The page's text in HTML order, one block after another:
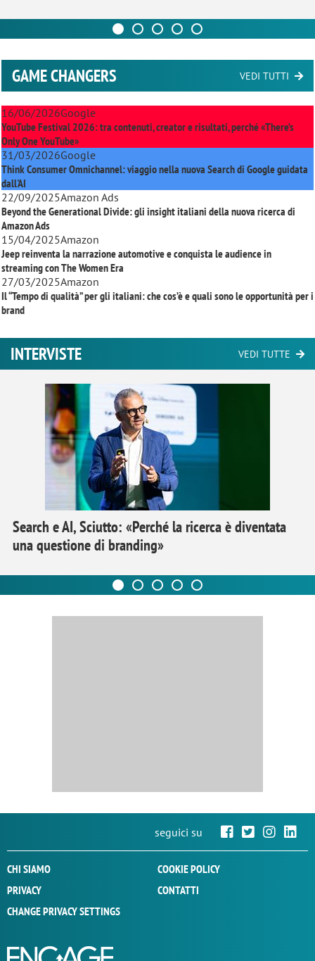
GAME CHANGERS VEDI TUTTI
16/06/2026Google
YouTube Festival 2026: tra contenuti, creator e risultati, perché «There’s
Only One YouTube»
31/03/2026Google
Think Consumer Omnichannel: viaggio nella nuova Search di Google guidata
dall'AI
22/09/2025Amazon Ads
Beyond the Generational Divide: gli insight italiani della nuova ricerca di
Amazon Ads
15/04/2025Amazon
Jeep reinventa la narrazione automotive e conquista le audience in
streaming conThe Women Era
27/03/2025Amazon
Il “Tempo di qualità” per gli italiani: che cos’è e quali sono le opportunità per i
brand
INTERVISTE VEDI TUTTE
Search e AI, Sciutto: «Perché la ricerca è diventata
una questione di branding»
seguici su
CHI SIAMO
COOKIE POLICY
PRIVACY
CONTATTI
CHANGE PRIVACY SETTINGS